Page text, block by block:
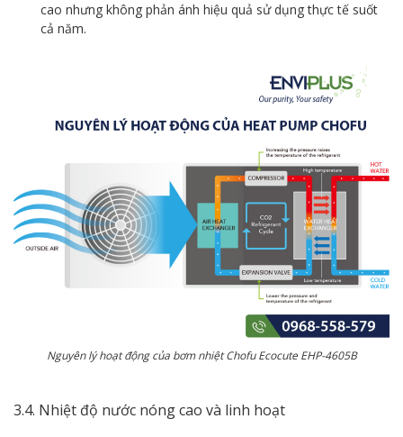
cao nhưng không phản ánh hiệu quả sử dụng thực tế suốt
cả năm.
Nguyên lý hoạt động của bơm nhiệt Chofu Ecocute EHP-4605B
3.4. Nhiệt độ nước nóng cao và linh hoạt